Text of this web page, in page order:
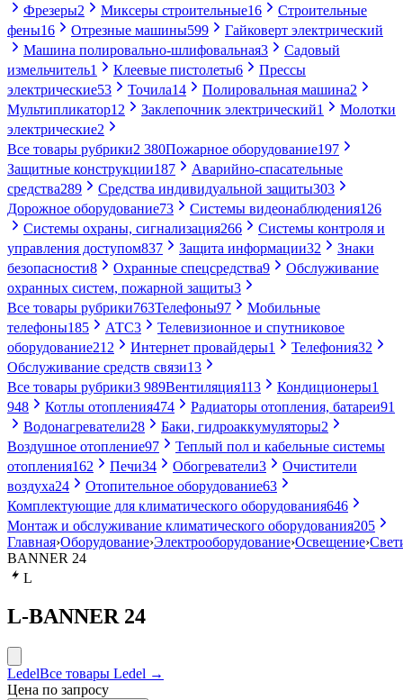
Фрезеры2 Миксеры строительные16
Строительные
фены16 Отрезные машины599
Гайковерт электрический
Машина полировально-шлифовальная3
Садовый
измельчитель1 Клеевые пистолеты6
Прессы
электрические53 Точила14 Полировальная машина2
Мультипликатор12 Заклепочник электрический1
Молотки
электрические2
Все товары рубрики2 380Пожарное оборудование197
Защитные конструкции187
Аварийно-спасательные
средства289 Средства индивидуальной защиты303
Дорожное оборудование73 Системы видеонаблюдения126
Системы охраны, сигнализация266
Системы контроля и
управления доступом837 Защита информации32
Знаки
безопасности8 Охранные спецсредства9
Обслуживание
охранных систем, пожарной защиты3
Все товары рубрики763Телефоны97
Мобильные
телефоны185 АТС3
Телевизионное и спутниковое
оборудование212 Интернет провайдеры1 Телефония32
Обслуживание средств связи13
Все товары рубрики3 989Вентиляция113 Кондиционеры1
948
Котлы отопления474 Радиаторы отопления, батареи91
Водонагреватели28 Баки, гидроаккумуляторы2
Воздушное отопление97
Теплый пол и кабельные системы
отопления162 Печи34 Обогреватели3
Очистители
воздуха24 Отопительное оборудование63
Комплектующие для климатического оборудования646
Монтаж и обслуживание климатического оборудования205
Главная›Оборудование›Электрооборудование›Освещение›
BANNER 24
L
L-BANNER 24
LedelВсе товары Ledel →
Цена по запросу